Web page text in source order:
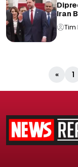
Iran
Tim
« 1